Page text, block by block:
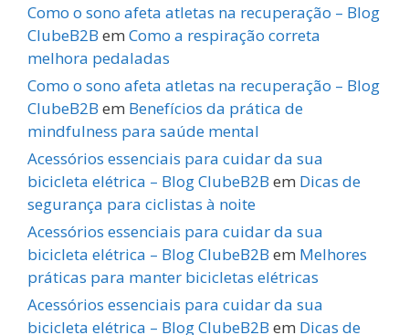
Como o sono afeta atletas na recuperação – Blog
ClubeB2B em Como a respiração correta
melhora pedaladas
Como o sono afeta atletas na recuperação – Blog
ClubeB2B em Benefícios da prática de
mindfulness para saúde mental
Acessórios essenciais para cuidar da sua
bicicleta elétrica – Blog ClubeB2B em Dicas de
segurança para ciclistas à noite
Acessórios essenciais para cuidar da sua
bicicleta elétrica – Blog ClubeB2B em Melhores
práticas para manter bicicletas elétricas
Acessórios essenciais para cuidar da sua
bicicleta elétrica – Blog ClubeB2B em Dicas de